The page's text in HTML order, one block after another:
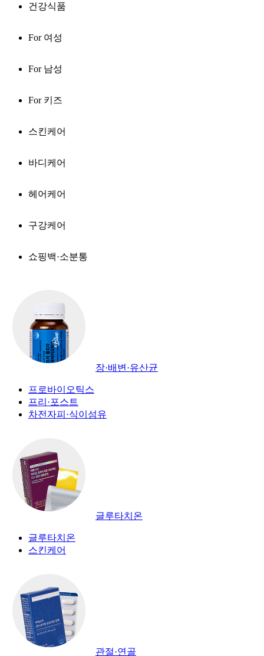
건강식품
For 여성
For 남성
For 키즈
스킨케어
바디케어
헤어케어
구강케어
쇼핑백·소분통
장·배변·유산균
프로바이오틱스
프리·포스트
차전자피·식이섬유
글루타치온
글루타치온
스킨케어
관절·연골